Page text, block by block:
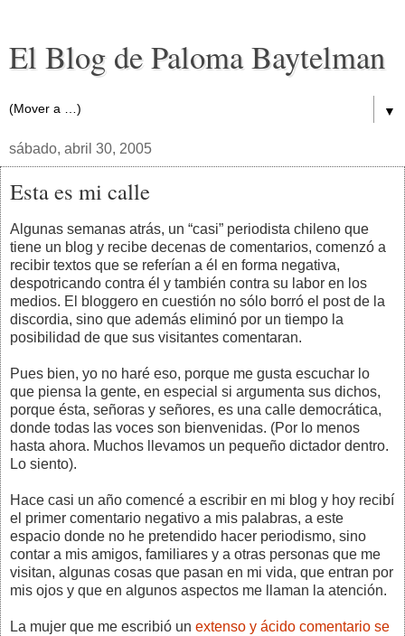
El Blog de Paloma Baytelman
▼
sábado, abril 30, 2005
Esta es mi calle
Algunas semanas atrás, un “casi” periodista chileno que
tiene un blog y recibe decenas de comentarios, comenzó a
recibir textos que se referían a él en forma negativa,
despotricando contra él y también contra su labor en los
medios. El bloggero en cuestión no sólo borró el post de la
discordia, sino que además eliminó por un tiempo la
posibilidad de que sus visitantes comentaran.
Pues bien, yo no haré eso, porque me gusta escuchar lo
que piensa la gente, en especial si argumenta sus dichos,
porque ésta, señoras y señores, es una calle democrática,
donde todas las voces son bienvenidas. (Por lo menos
hasta ahora. Muchos llevamos un pequeño dictador dentro.
Lo siento).
Hace casi un año comencé a escribir en mi blog y hoy recibí
el primer comentario negativo a mis palabras, a este
espacio donde no he pretendido hacer periodismo, sino
contar a mis amigos, familiares y a otras personas que me
visitan, algunas cosas que pasan en mi vida, que entran por
mis ojos y que en algunos aspectos me llaman la atención.
La mujer que me escribió un extenso y ácido comentario se